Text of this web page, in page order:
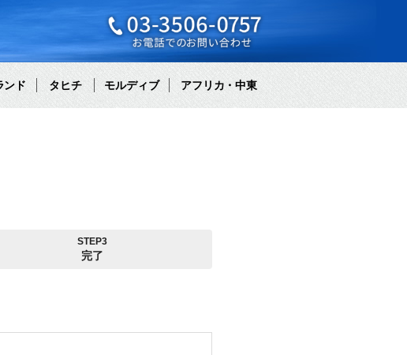
ンド タヒチ モルディブ アフリカ・中東
STEP3
完了